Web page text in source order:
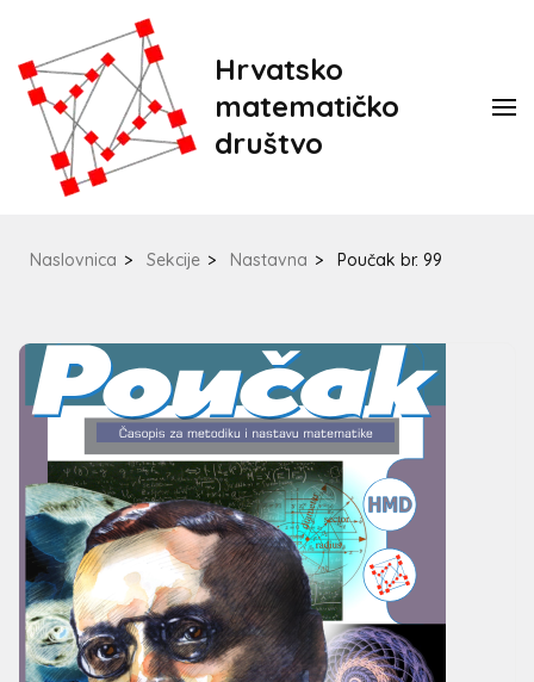
Hrvatsko
matematičko
društvo
Naslovnica > Sekcije > Nastavna > Poučak br. 99